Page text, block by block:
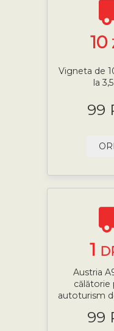
10
Vigneta de
la
99
1
Austria
călătorie
autoturism
99